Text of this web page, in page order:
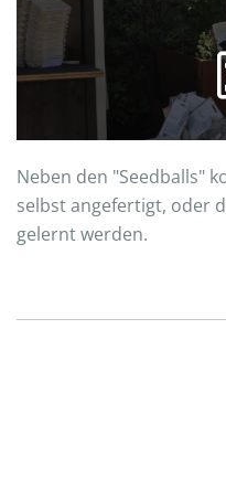
Neben den "Seedballs"
selbst angefertigt, oder
gelernt werden.